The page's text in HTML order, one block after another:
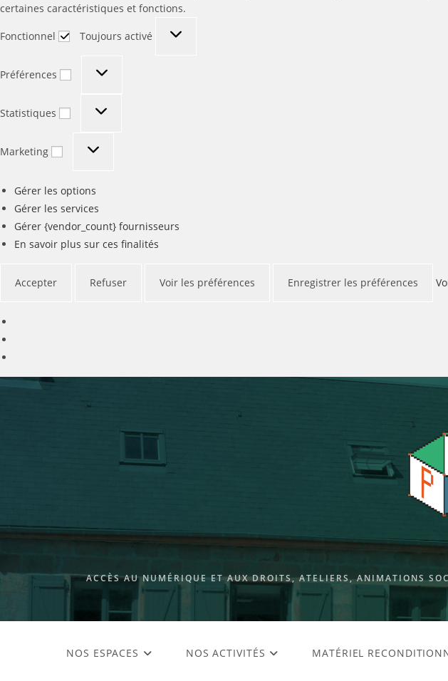
certaines caractéristiques et fonctions.
Fonctionnel Toujours activé
Préférences
Statistiques
Marketing
Gérer les options
Gérer les services
Gérer {vendor_count} fournisseurs
En savoir plus sur ces finalités
Accepter Refuser Voir les préférences Enregistrer les préférences
ACCÈS AU NUMÉRIQUE ET AUX DROITS, ATELIERS, ANIMATIONS
NOS ESPACES NOS ACTIVITÉS MATÉRIEL